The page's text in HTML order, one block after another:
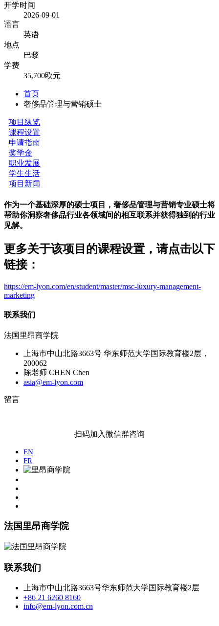
开学时间
2026-09-01
语言
英语
地点
巴黎
学费
35,700欧元
首页
奢侈品管理与营销硕士
项目纵览
课程设置
申请指南
奖学金
职业发展
学生生活
项目新闻
作为一个基础深厚的硕士项目，奢侈品管理与营销专业硕士将
帮助你洞察奢侈品行业各领域间的相互联系并获得独到的行业
见解。
更多关于该项目的课程设置，请点击以下
链接：
https://em-lyon.com/en/student/master/msc-luxury-management-
marketing
联系我们
法国里昂商学院
上海市中山北路3663号 华东师范大学国际教育楼2层，
200062
陈老师 CHEN Chen
asia@em-lyon.com
留言
扫码加入微信群咨询
EN
FR
法国里昂商学院
联系我们
上海市中山北路3663号华东师范大学国际教育楼2层
+86 21 6260 8160
info@em-lyon.com.cn